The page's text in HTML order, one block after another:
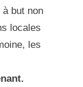
à but non
locales
les